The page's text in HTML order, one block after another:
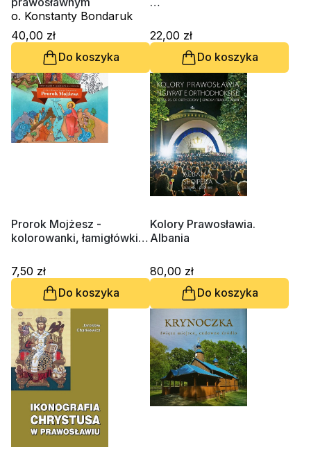
o. Konstanty Bondaruk
40,00 zł
Do koszyka
22,00 zł
Do koszyka
Prorok Mojżesz -
kolorowanki, łamigłówki,
7,50 zł
Do koszyka
Kolory Prawosławia.
Albania
80,00 zł
Do koszyka